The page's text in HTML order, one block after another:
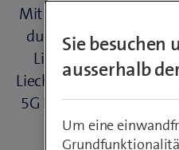
Mit einem Swisscom
du bei uns im besten
Liebsten verbunden.
Liechtensteiner
5G Highspeed und
Sie besuchen
ausserhalb
Um eine